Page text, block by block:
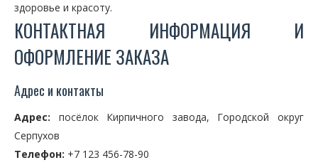
здоровье и красоту.
КОНТАКТНАЯ ИНФОРМАЦИЯ И
ОФОРМЛЕНИЕ ЗАКАЗА
Адрес и контакты
Адрес: посёлок Кирпичного завода, Городской округ
Серпухов
Телефон: +7 123 456-78-90